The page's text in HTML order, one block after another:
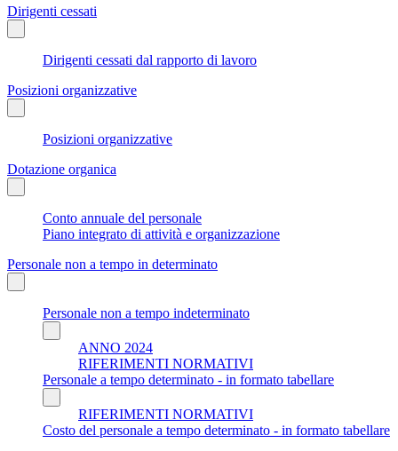
Dirigenti cessati
Dirigenti cessati dal rapporto di lavoro
Posizioni organizzative
Posizioni organizzative
Dotazione organica
Conto annuale del personale
Piano integrato di attività e organizzazione
Personale non a tempo in determinato
Personale non a tempo indeterminato
ANNO 2024
RIFERIMENTI NORMATIVI
Personale a tempo determinato - in formato tabellare
RIFERIMENTI NORMATIVI
Costo del personale a tempo determinato - in formato tabellare